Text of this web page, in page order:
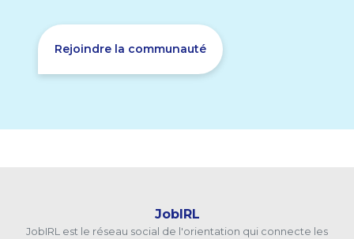
Rejoindre la communauté
JobIRL
JobIRL est le réseau social de l'orientation qui connecte les